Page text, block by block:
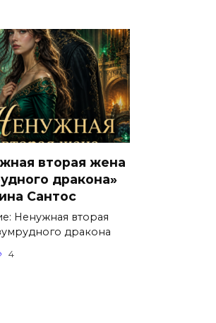
вторая жена
дракона»
Сантос
Ненужная вторая
дракона
4